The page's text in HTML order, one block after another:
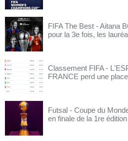
FIFA The Best - Aitana
pour la 3e fois, les
Classement FIFA -
FRANCE perd une place
Futsal - Coupe du
en finale de la 1re édition